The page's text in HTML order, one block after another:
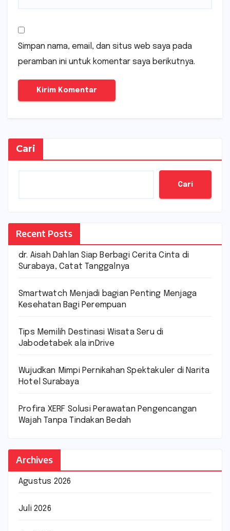
Simpan nama, email, dan situs web saya pada
peramban ini untuk komentar saya berikutnya.
Cari
Cari
Recent Posts
dr. Aisah Dahlan Siap Berbagi Cerita Cinta di
Surabaya, Catat Tanggalnya
Smartwatch Menjadi bagian Penting Menjaga
Kesehatan Bagi Perempuan
Tips Memilih Destinasi Wisata Seru di
Jabodetabek ala inDrive
Wujudkan Mimpi Pernikahan Spektakuler di Narita
Hotel Surabaya
Profira XERF Solusi Perawatan Pengencangan
Wajah Tanpa Tindakan Bedah
Archives
Agustus 2026
Juli 2026